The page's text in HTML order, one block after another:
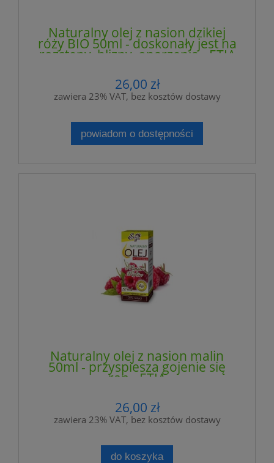
Naturalny olej z nasion dzikiej
róży BIO 50ml - doskonały jest na
rozstępy, blizny, oparzenia - ETJA
26,00 zł
zawiera 23% VAT, bez kosztów dostawy
powiadom o dostępności
Naturalny olej z nasion malin
50ml - przyspiesza gojenie się
ran - ETJA
26,00 zł
zawiera 23% VAT, bez kosztów dostawy
do koszyka